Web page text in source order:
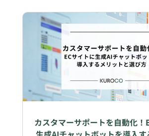
カスタマーサポートを自動化！